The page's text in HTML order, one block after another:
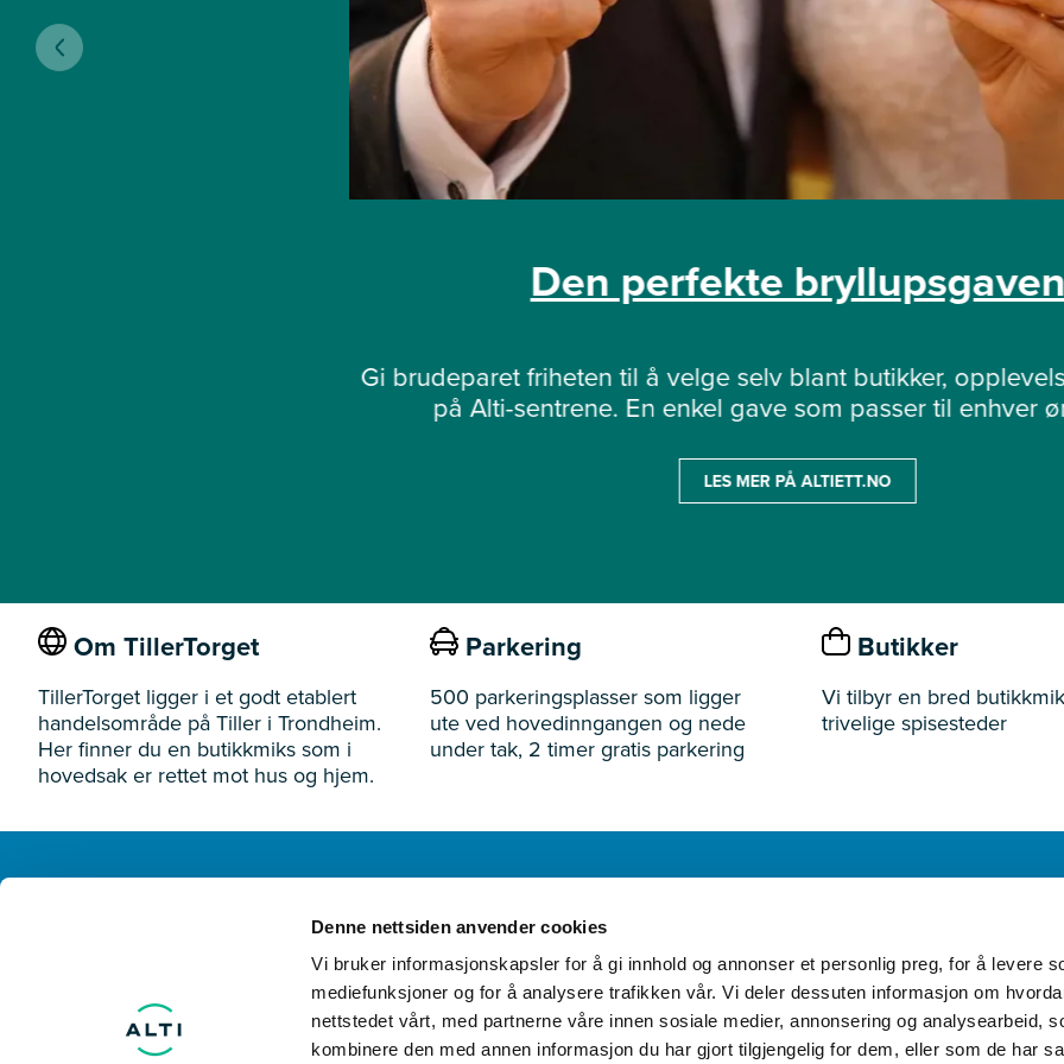
Denne nettsiden anvender cookies
Vi bruker informasjonskapsler for å gi innhold og annonser et personlig preg, for å levere
mediefunksjoner og for å analysere trafikken vår. Vi deler dessuten informasjon om
nettstedet vårt, med partnerne våre innen sosiale medier, annonsering og analysearbeid,
kombinere den med annen informasjon du har gjort tilgjengelig for dem, eller som de har
Den perfekte
Gi brudeparet friheten til å velge selv blant butikker,
på Alti-sentrene. En enkel gave som passer til enhver
LES MER PÅ ALTIETT.NO
Om TillerTorget
TillerTorget ligger i et godt etablert
handelsområde på Tiller i Trondheim.
Her finner du en butikkmiks som i
hovedsak er rettet mot hus og hjem.
Parkering
500 parkeringsplasser som ligger
ute ved hovedinngangen og nede
under tak, 2 timer gratis parkering
Butikker
Vi tilbyr en bred
trivelige spisesteder